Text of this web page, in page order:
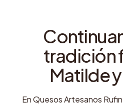
tradición
Matilde
En Quesos Artesanos